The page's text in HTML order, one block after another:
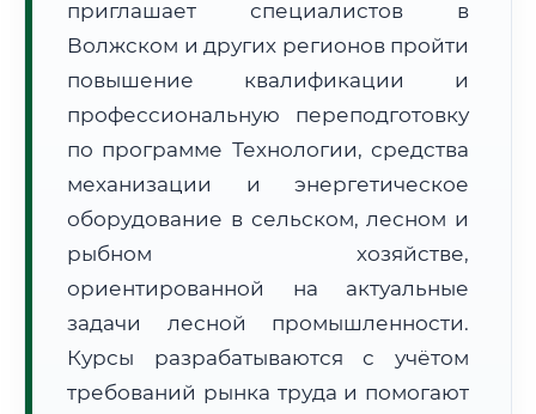
Расчет логистики оригиналов:
• Экспресс-доставка СДЭК / Почтой:4–6 рабочих дней
🔍Нажмите на документ для увеличения и просмотра
приглашает специалистов в
Волжском и других регионов пройти
повышение квалификации и
профессиональную переподготовку
по программе Технологии, средства
механизации и энергетическое
оборудование в сельском, лесном и
рыбном хозяйстве,
ориентированной на актуальные
задачи лесной промышленности.
Курсы разрабатываются с учётом
требований рынка труда и помогают